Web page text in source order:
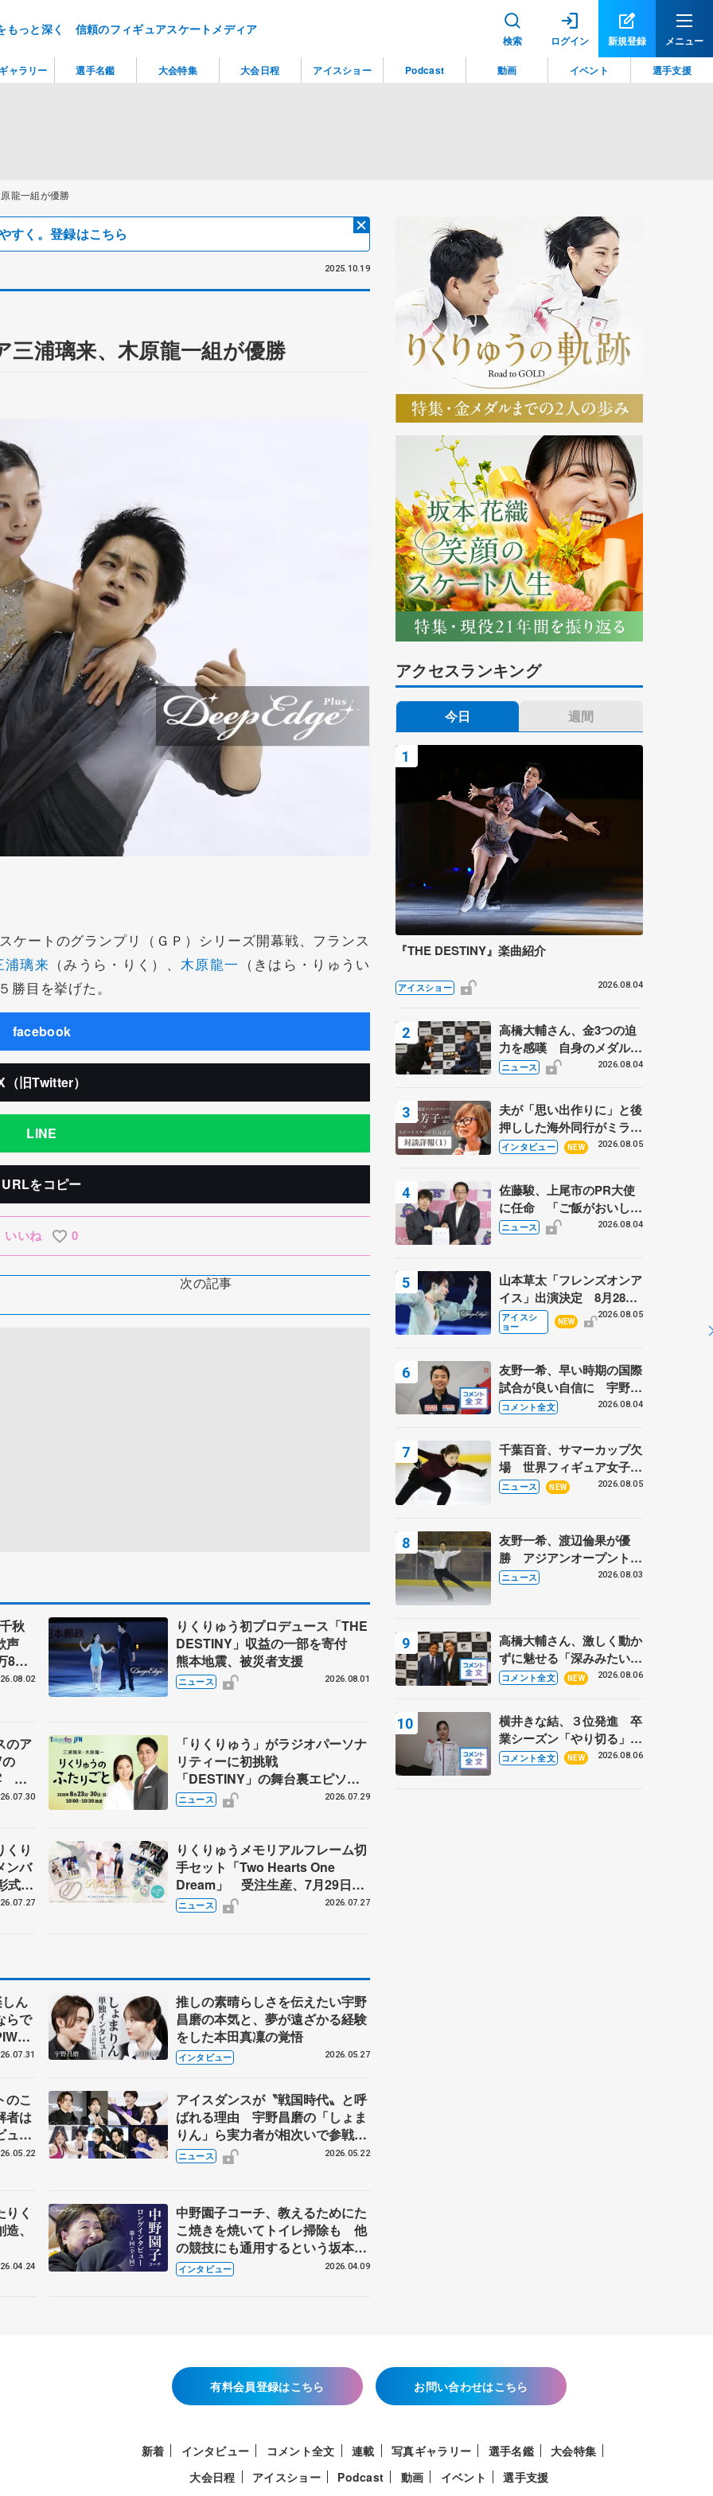
もっと深く 信頼のフィギュアスケートメディア
検索 ログイン 新規登録 メニュー
龍一組が優勝
すく。登録はこちら
2025.10.19
浦璃来、木原龍一組が優勝
ートのグランプリ（ＧＰ）シリーズ開幕戦、フランス
浦璃来 （みうら・りく）、 木原龍一 （きはら・りゅうい
目を挙げた。
facebook
（旧Twitter）
LINE
URLをコピー
いいね 0
次の記事
秋
声
8千
る
りくりゅう初プロデュース「THE
DESTINY」収益の一部を寄付
熊本地震、被災者支援
ニュース 2026.08.01
のア
ハ
ンバ
「りくりゅう」がラジオパーソナ
リティーに初挑戦
「DESTINY」の舞台裏エピソー
ドも
ニュース 2026.07.29
くり
ンバ
式、
園子
りくりゅうメモリアルフレーム切
手セット「Two Hearts One
Dream」 受注生産、7月29日受
け付け開始
ニュース 2026.07.27
ん
らで
前
推しの素晴らしさを伝えたい宇野
昌磨の本気と、夢が遠ざかる経験
をした本田真凜の覚悟
インタビュー 2026.05.27
のこ
者は
ュー
人、
アイスダンスが〝戦国時代〟と呼
ばれる理由 宇野昌磨の「しょま
りん」ら実力者が相次いで参戦
国内の競争激化
ニュース 2026.05.22
く
、
中野園子コーチ、教えるためにた
こ焼きを焼いてトイレ掃除も 他
の競技にも通用するという坂本花
織の筋肉
インタビュー 2026.04.09
アクセスランキング
今日 週間
『THE DESTINY』楽曲紹介
アイスショー 2026.08.04
高橋大輔さん、金3つの迫
力を感嘆 自身のメダルは
「どちらに？」 〝リス兄
野村忠宏さんと対談
ニュース 2026.08.04
夫が「思い出作りに」と後
押しした海外同行がミラノ
まで… 繁華街のリンクで
に 小林芳子さんが振り返
るスケート人生
インタビュー NEW 2026.08.05
佐藤駿、上尾市のPR大使
に任命 「ご飯がおいし
く、住みやすいのが魅力」
ニュース 2026.08.04
山本草太「フレンズオンア
イス」出演決定 8月28日
（金）2公演のみ 荒川静
香さんプロデュース、20
アイスシ
ョー
NEW
2026.08.05
友野一希、早い時期の国際
試合が良い自信に 宇野昌
磨の現役復帰に思っている
トロフィーフリー】
コメント全文 2026.08.04
千葉百音、サマーカップ欠
場 世界フィギュア女子2
位
ニュース NEW 2026.08.05
友野一希、渡辺倫果が優
勝 アジアンオープントロ
フィー
ニュース 2026.08.03
高橋大輔さん、激しく動か
ずに魅せる「深みみたいな
ものは出てきている？」
あい
コメント全文 NEW 2026.08.06
横井きな結、３位発進 卒
業シーズン「やり切る」
【みなとアクルス杯SP】
コメント全文 NEW 2026.08.06
有料会員登録はこちら お問い合わせはこちら
新着 インタビュー コメント全文 連載 写真ギャラリー 選手名鑑
大会特集
大会日程
アイスショー Podcast 動画 イベント 選手支援
ャラリー 選手名鑑 大会特集 大会日程 アイスショー Podcast 動画 イベント 選手支援